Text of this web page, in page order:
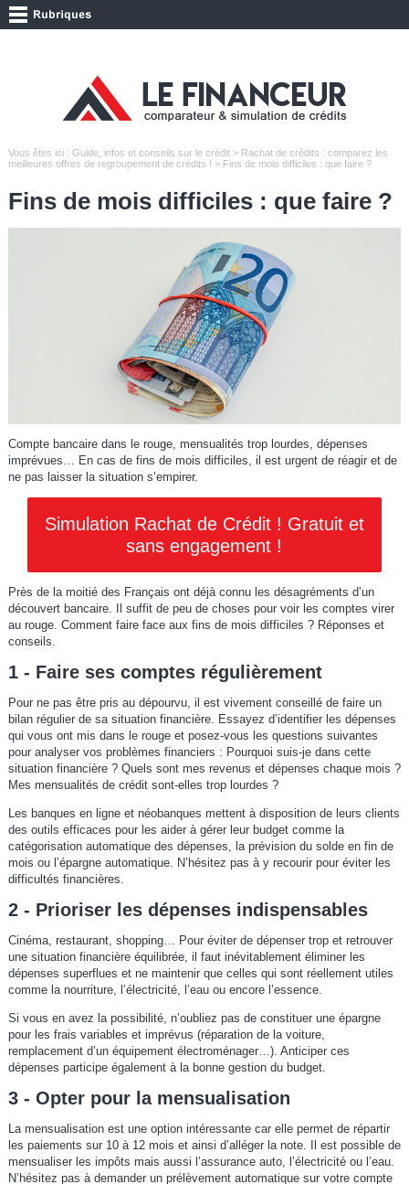
Vous êtes ici : Guide, infos et conseils sur le crédit> Rachat de crédits : comparez les
meilleures offres de regroupement de crédits ! > Fins de mois difficiles : que faire ?
Fins de mois difficiles : que faire ?
Compte bancaire dans le rouge, mensualités trop lourdes, dépenses
imprévues… En cas de fins de mois difficiles, il est urgent de réagir et de
ne pas laisser la situation s’empirer.
Simulation Rachat de Crédit ! Gratuit et
sans engagement !
Près de la moitié des Français ont déjà connu les désagréments d’un
découvert bancaire. Il suffit de peu de choses pour voir les comptes virer
au rouge. Comment faire face aux fins de mois difficiles ? Réponses et
conseils.
1 - Faire ses comptes régulièrement
Pour ne pas être pris au dépourvu, il est vivement conseillé de faire un
bilan régulier de sa situation financière. Essayez d’identifier les dépenses
qui vous ont mis dans le rouge et posez-vous les questions suivantes
pour analyser vos problèmes financiers : Pourquoi suis-je dans cette
situation financière ? Quels sont mes revenus et dépenses chaque mois ?
Mes mensualités de crédit sont-elles trop lourdes ?
Les banques en ligne et néobanques mettent à disposition de leurs clients
des outils efficaces pour les aider à gérer leur budget comme la
catégorisation automatique des dépenses, la prévision du solde en fin de
mois ou l’épargne automatique. N’hésitez pas à y recourir pour éviter les
difficultés financières.
2 - Prioriser les dépenses indispensables
Cinéma, restaurant, shopping… Pour éviter de dépenser trop et retrouver
une situation financière équilibrée, il faut inévitablement éliminer les
dépenses superflues et ne maintenir que celles qui sont réellement utiles
comme la nourriture, l’électricité, l’eau ou encore l’essence.
Si vous en avez la possibilité, n’oubliez pas de constituer une épargne
pour les frais variables et imprévus (réparation de la voiture,
remplacement d’un équipement électroménager…). Anticiper ces
dépenses participe également à la bonne gestion du budget.
3 - Opter pour la mensualisation
La mensualisation est une option intéressante car elle permet de répartir
les paiements sur 10 à 12 mois et ainsi d’alléger la note. Il est possible de
mensualiser les impôts mais aussi l’assurance auto, l’électricité ou l’eau.
N’hésitez pas à demander un prélèvement automatique sur votre compte